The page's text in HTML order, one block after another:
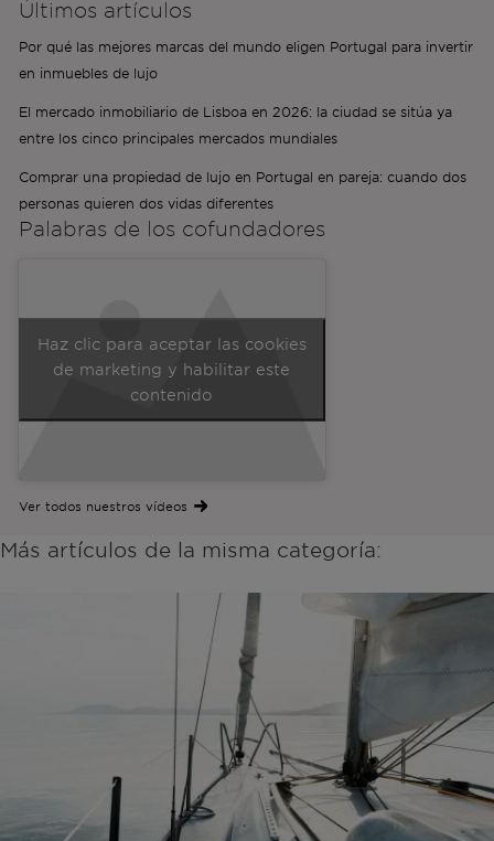
Últimos artículos
Por qué las mejores marcas del mundo eligen Portugal para invertir
en inmuebles de lujo
El mercado inmobiliario de Lisboa en 2026: la ciudad se sitúa ya
entre los cinco principales mercados mundiales
Comprar una propiedad de lujo en Portugal en pareja: cuando dos
personas quieren dos vidas diferentes
Palabras de los cofundadores
Haz clic para aceptar las cookies
de marketing y habilitar este
contenido
Ver todos nuestros vídeos
Más artículos de la misma categoría: